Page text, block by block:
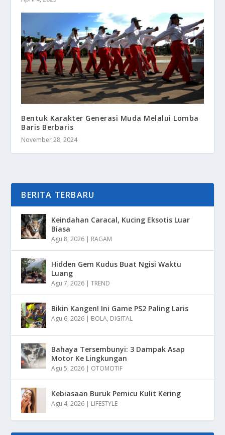
Bentuk Karakter Generasi Muda Melalui Lomba
Baris Berbaris
November 28, 2024
BERITA TERBARU
Keindahan Caracal, Kucing Eksotis Luar
Biasa
Agu 8, 2026 | RAGAM
Hidden Gem Kudus Buat Ngisi Waktu
Luang
Agu 7, 2026 |TREND
Bikin Kangen! Ini Game PS2 Paling Laris
Agu 6, 2026 | BOLA, DIGITAL
Bahaya Tersembunyi: 3 Dampak Asap
Motor Ke Lingkungan
Agu 5, 2026 | OTOMOTIF
Kebiasaan Buruk Pemicu Kulit Kering
Agu 4, 2026 | LIFESTYLE